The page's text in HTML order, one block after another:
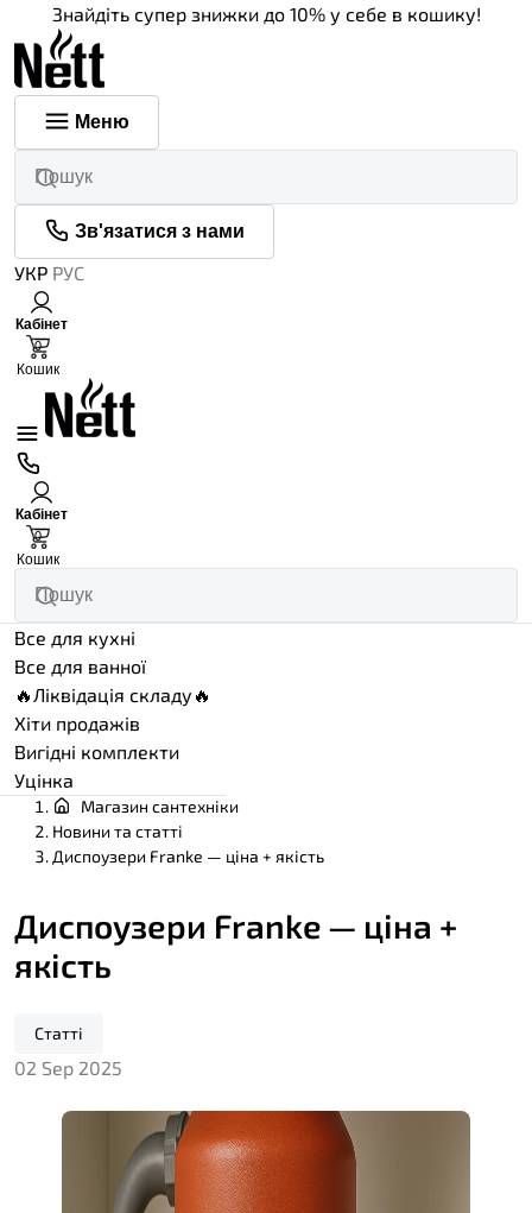
Знайдіть супер знижки до 10% у себе в кошику!
Меню
Зв'язатися з нами
УКР РУС
Кабінет
0
Кошик
Кабінет
0
Кошик
Все для кухні
Все для ванної
🔥Ліквідація складу🔥
Хіти продажів
Вигідні комплекти
Уцінка
Магазин сантехніки
Новини та статті
Диспоузери Franke — ціна + якість
Диспоузери Franke — ціна +
якість
Статті
02 Sep 2025